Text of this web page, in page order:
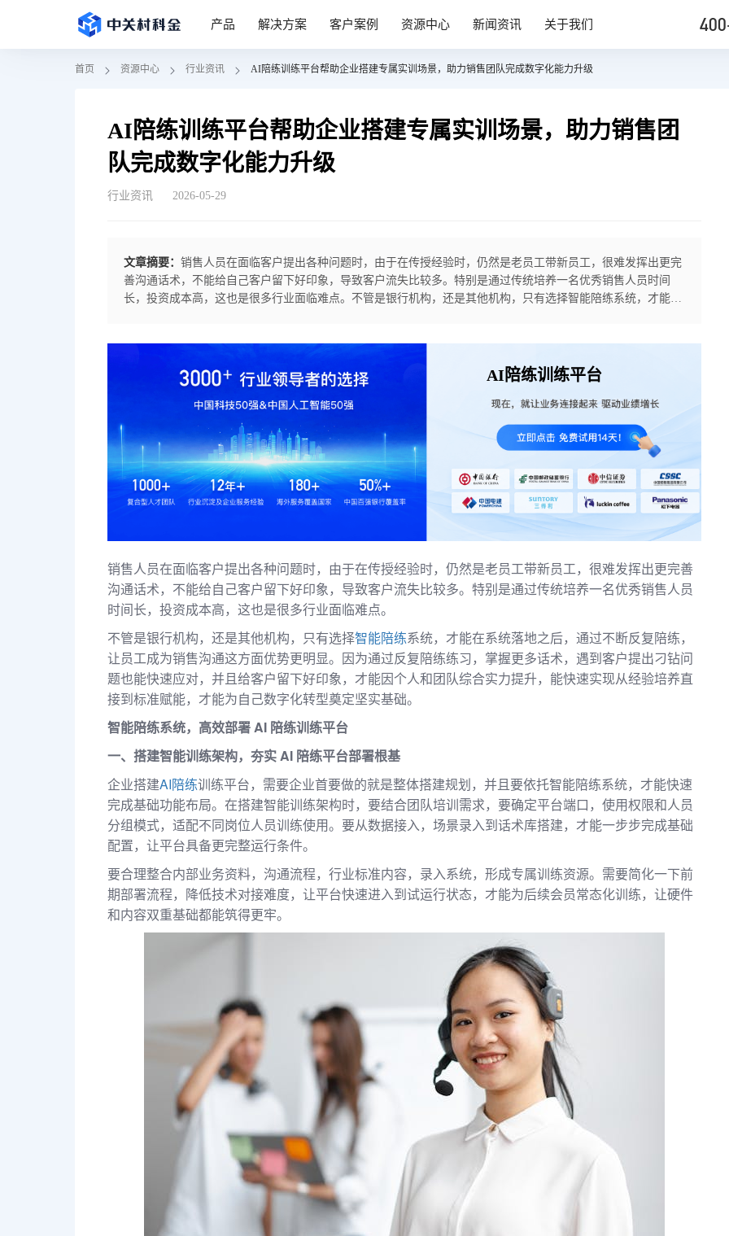
产品 解决方案 客户案例 资源中心 新闻资讯 关于我们
首页 资源中心 行业资讯 AI陪练训练平台帮助企业搭建专属实训场景，助力销售团队完成数字化能力升级
AI陪练训练平台帮助企业搭建专属实训场景，助力销售团
队完成数字化能力升级
行业资讯 2026-05-29
文章摘要： 销售人员在面临客户提出各种问题时，由于在传授经验时，仍然是老员工带新员工，很难发挥出更完
善沟通话术，不能给自己客户留下好印象，导致客户流失比较多。特别是通过传统培养一名优秀销售人员时间
长，投资成本高，这也是很多行业面临难点。不管是银行机构，还是其他机构，只有选择智能陪练系统，才能在
AI陪练训练平台
销售人员在面临客户提出各种问题时，由于在传授经验时，仍然是老员工带新员工，很难发挥出更完善
沟通话术，不能给自己客户留下好印象，导致客户流失比较多。特别是通过传统培养一名优秀销售人员
时间长，投资成本高，这也是很多行业面临难点。
不管是银行机构，还是其他机构，只有选择智能陪练系统，才能在系统落地之后，通过不断反复陪练，
让员工成为销售沟通这方面优势更明显。因为通过反复陪练练习，掌握更多话术，遇到客户提出刁钻问
题也能快速应对，并且给客户留下好印象，才能因个人和团队综合实力提升，能快速实现从经验培养直
接到标准赋能，才能为自己数字化转型奠定坚实基础。
智能陪练系统，高效部署 AI 陪练训练平台
一、搭建智能训练架构，夯实 AI 陪练平台部署根基
企业搭建AI陪练训练平台，需要企业首要做的就是整体搭建规划，并且要依托智能陪练系统，才能快速
完成基础功能布局。在搭建智能训练架构时，要结合团队培训需求，要确定平台端口，使用权限和人员
分组模式，适配不同岗位人员训练使用。要从数据接入，场景录入到话术库搭建，才能一步步完成基础
配置，让平台具备更完整运行条件。
要合理整合内部业务资料，沟通流程，行业标准内容，录入系统，形成专属训练资源。需要简化一下前
期部署流程，降低技术对接难度，让平台快速进入到试运行状态，才能为后续会员常态化训练，让硬件
和内容双重基础都能筑得更牢。